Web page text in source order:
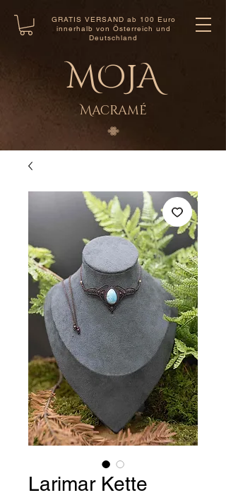
GRATIS VERSAND ab 100 Euro
innerhalb von Österreich und
Deutschland
MOJA
Macramé
Larimar Kette